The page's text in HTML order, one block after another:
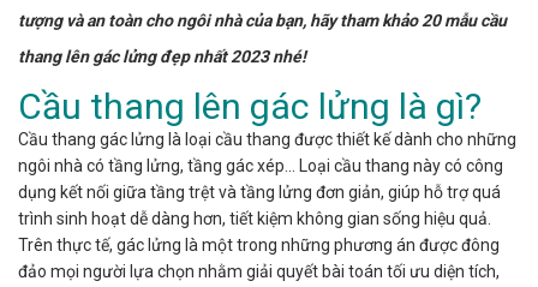
tượng và an toàn cho ngôi nhà của bạn, hãy tham khảo 20 mẫu cầu
thang lên gác lửng đẹp nhất 2023 nhé!
Cầu thang lên gác lửng là gì?
Cầu thang gác lửng là loại cầu thang được thiết kế dành cho những
ngôi nhà có tầng lửng, tầng gác xép... Loại cầu thang này có công
dụng kết nối giữa tầng trệt và tầng lửng đơn giản, giúp hỗ trợ quá
trình sinh hoạt dễ dàng hơn, tiết kiệm không gian sống hiệu quả.
Trên thực tế, gác lửng là một trong những phương án được đông
đảo mọi người lựa chọn nhằm giải quyết bài toán tối ưu diện tích,